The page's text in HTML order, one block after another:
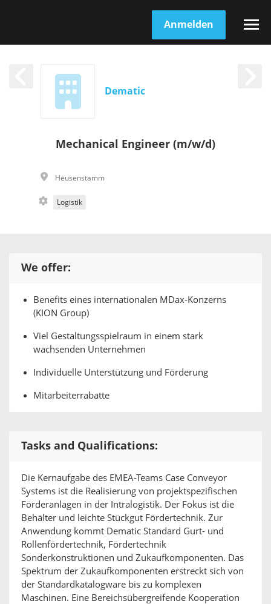
Anmelden
Dematic
Mechanical Engineer (m/w/d)
Heusenstamm
Logistik
We offer:
Benefits eines internationalen MDax-Konzerns
(KION Group)
Viel Gestaltungsspielraum in einem stark
wachsenden Unternehmen
Individuelle Unterstützung und Förderung
Mitarbeiterrabatte
Tasks and Qualifications:
Die Kernaufgabe des EMEA-Teams Case Conveyor
Systems ist die Realisierung von projektspezifischen
Förderanlagen in der Intralogistik. Der Fokus ist die
Behälter und leichte Stückgut Fördertechnik. Zur
Anwendung kommt Dematic Standard Gurt- und
Rollenfördertechnik, Fördertechnik
Sonderkonstruktionen und Zukaufkomponenten. Das
Spektrum der Zukaufkomponenten erstreckt sich von
der Standardkatalogware bis zu komplexen
Maschinen. Eine Bereichsübergreifende Kooperation